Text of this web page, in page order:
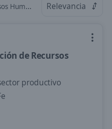
Santa Fe Relevancia
de Recursos
productivo